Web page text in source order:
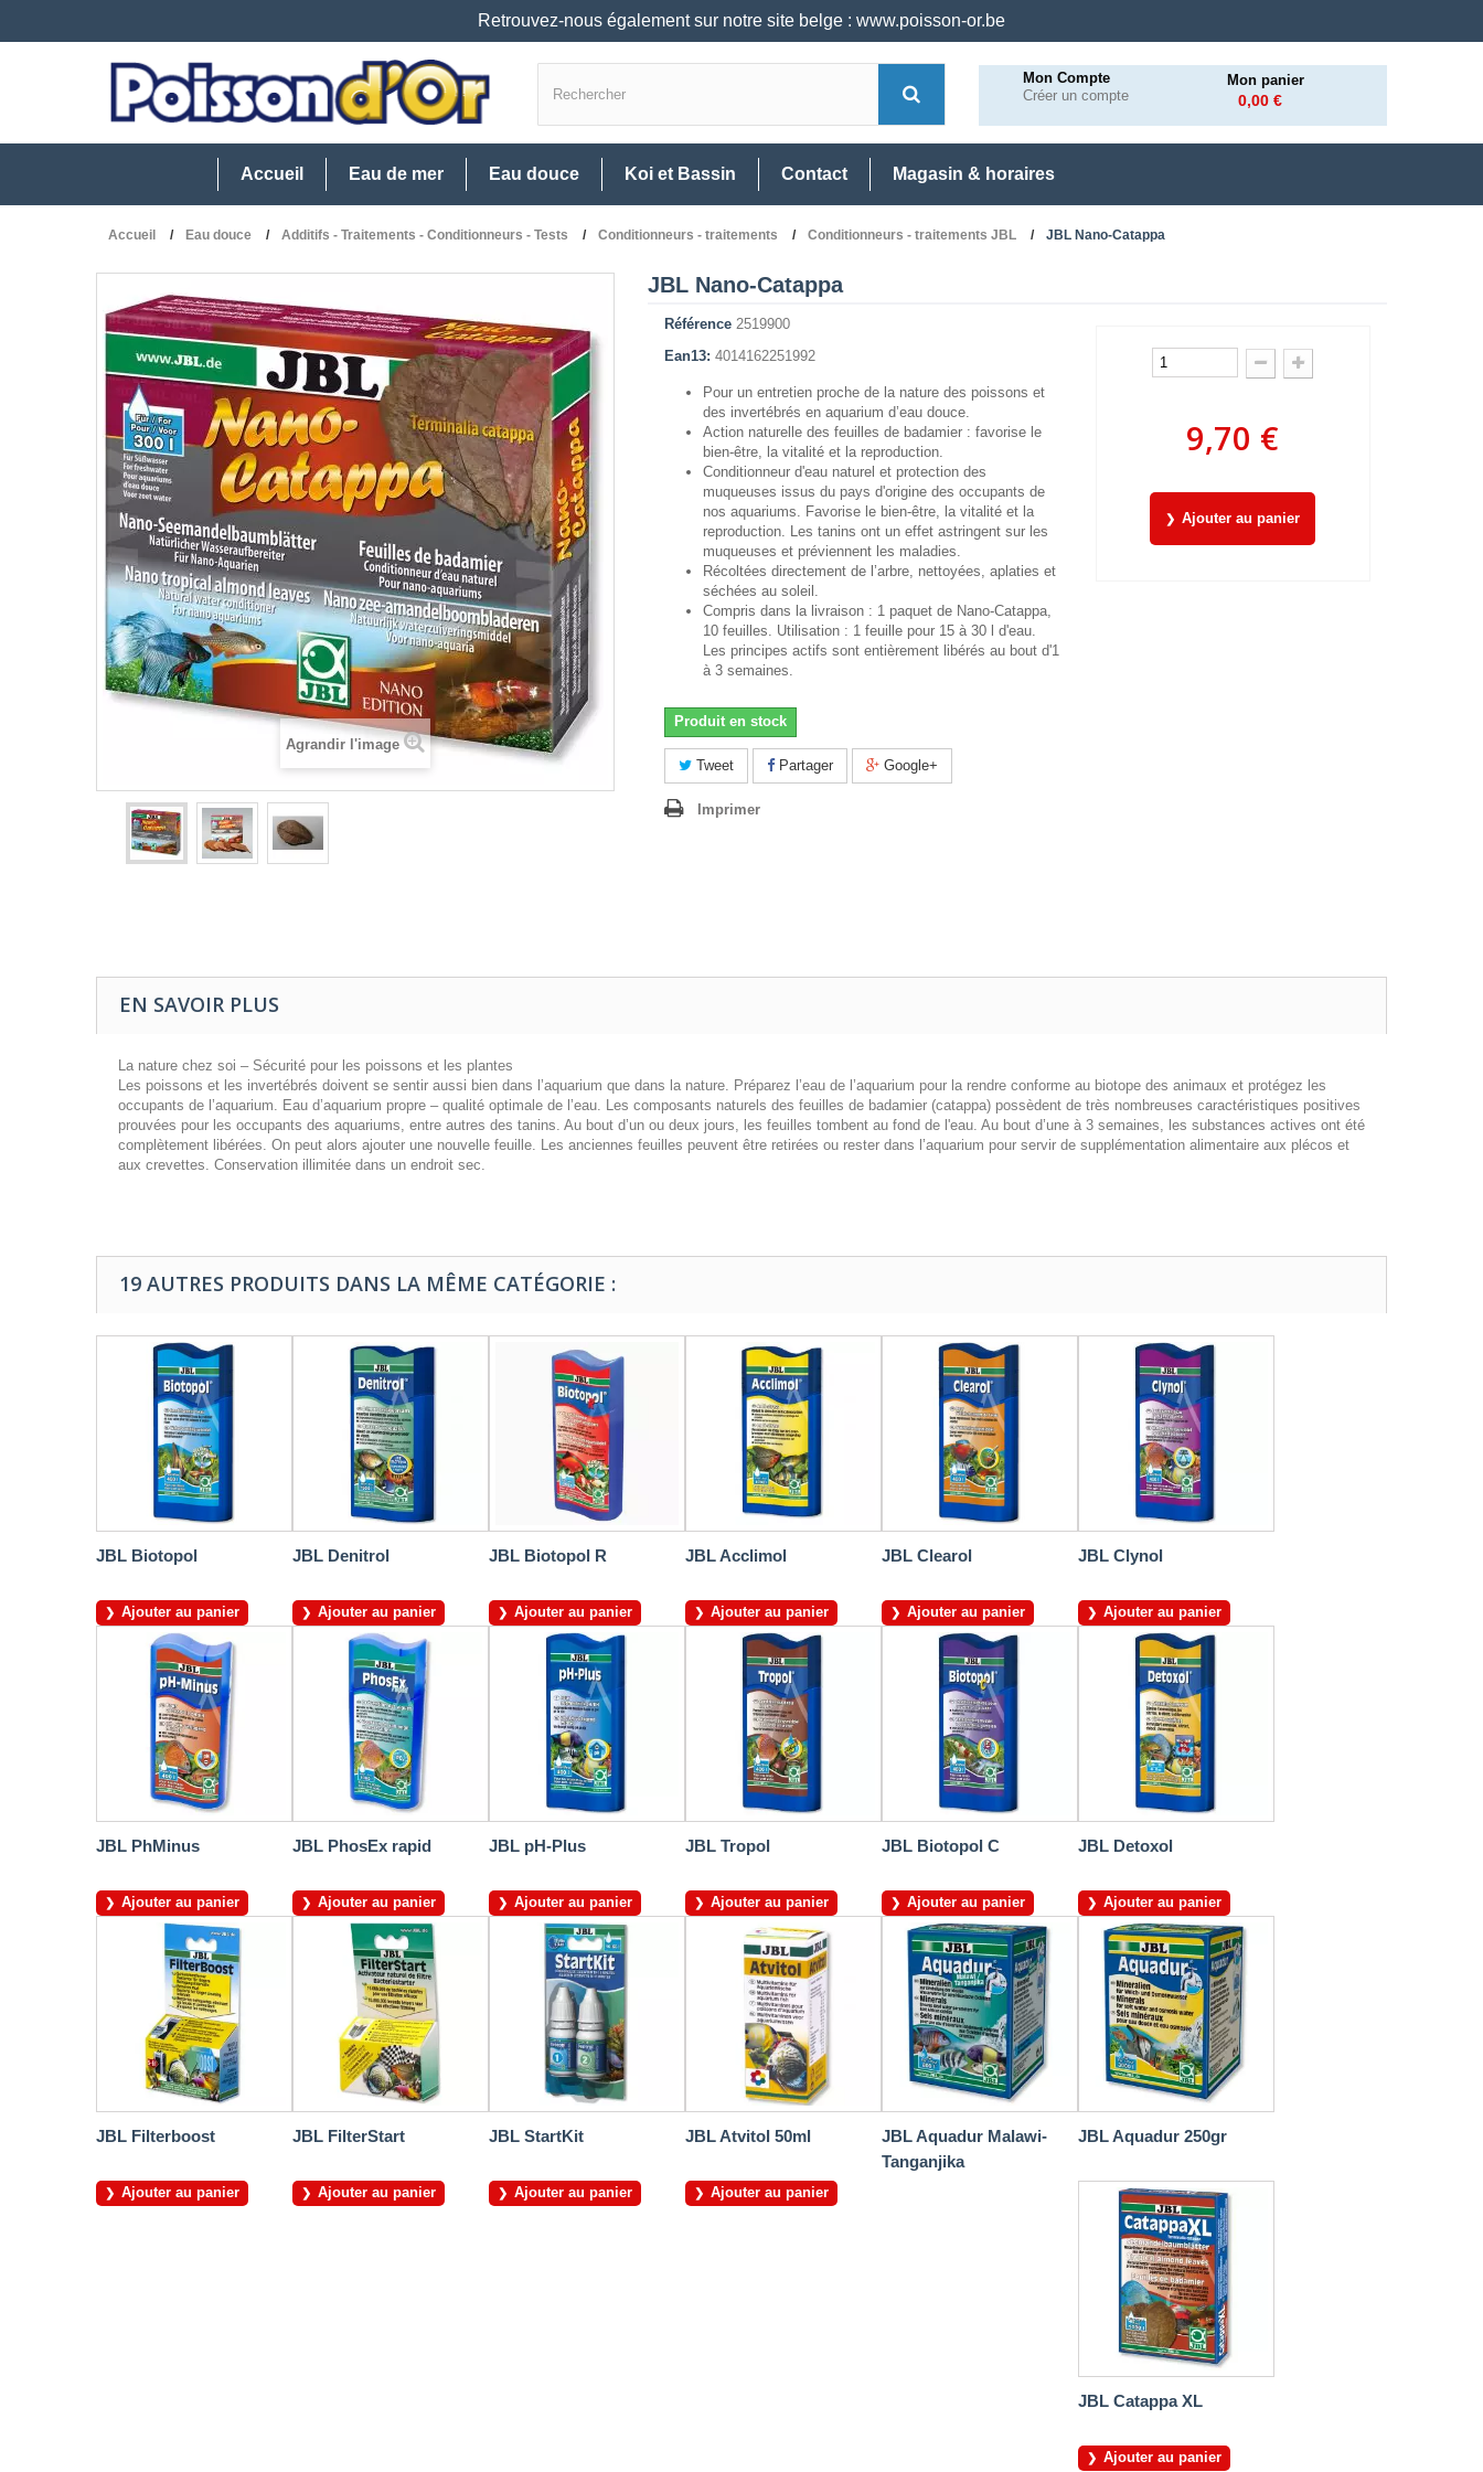
Retrouvez-nous également sur notre site belge : www.poisson-or.be
Mon Compte
Créer un compte
Mon panier
0,00 €
Accueil Eau de mer Eau douce Koi et Bassin Contact Magasin & horaires
Accueil Eau douce Additifs - Traitements - Conditionneurs - Tests Conditionneurs - traitements Conditionneurs - traitements JBL JBL Nano-Catappa
Agrandir l'image
JBL Nano-Catappa
Référence 2519900
Ean13: 4014162251992
Pour un entretien proche de la nature des poissons et
des invertébrés en aquarium d’eau douce.
Action naturelle des feuilles de badamier : favorise le
bien-être, la vitalité et la reproduction.
Conditionneur d'eau naturel et protection des
muqueuses issus du pays d'origine des occupants de
nos aquariums. Favorise le bien-être, la vitalité et la
reproduction. Les tanins ont un effet astringent sur les
muqueuses et préviennent les maladies.
Récoltées directement de l’arbre, nettoyées, aplaties et
séchées au soleil.
Compris dans la livraison : 1 paquet de Nano-Catappa,
10 feuilles. Utilisation : 1 feuille pour 15 à 30 l d'eau.
Les principes actifs sont entièrement libérés au bout d'1
à 3 semaines.
Produit en stock
Tweet Partager Google+
Imprimer
9,70 €
Ajouter au panier
EN SAVOIR PLUS
La nature chez soi – Sécurité pour les poissons et les plantes
Les poissons et les invertébrés doivent se sentir aussi bien dans l’aquarium que dans la nature. Préparez l’eau de l’aquarium pour la rendre conforme au biotope des animaux et protégez les
occupants de l’aquarium. Eau d’aquarium propre – qualité optimale de l’eau. Les composants naturels des feuilles de badamier (catappa) possèdent de très nombreuses caractéristiques positives
prouvées pour les occupants des aquariums, entre autres des tanins. Au bout d’un ou deux jours, les feuilles tombent au fond de l'eau. Au bout d’une à 3 semaines, les substances actives ont été
complètement libérées. On peut alors ajouter une nouvelle feuille. Les anciennes feuilles peuvent être retirées ou rester dans l’aquarium pour servir de supplémentation alimentaire aux plécos et
aux crevettes. Conservation illimitée dans un endroit sec.
19 AUTRES PRODUITS DANS LA MÊME CATÉGORIE :
JBL Biotopol
Ajouter au panier
JBL Denitrol
Ajouter au panier
JBL Biotopol R
Ajouter au panier
JBL Acclimol
Ajouter au panier
JBL Clearol
Ajouter au panier
JBL Clynol
Ajouter au panier
JBL PhMinus
Ajouter au panier
JBL PhosEx rapid
Ajouter au panier
JBL pH-Plus
Ajouter au panier
JBL Tropol
Ajouter au panier
JBL Biotopol C
Ajouter au panier
JBL Detoxol
Ajouter au panier
JBL Filterboost
Ajouter au panier
JBL FilterStart
Ajouter au panier
JBL StartKit
Ajouter au panier
JBL Atvitol 50ml
Ajouter au panier
JBL Aquadur Malawi-
Tanganjika
JBL Aquadur 250gr
JBL Catappa XL
Ajouter au panier